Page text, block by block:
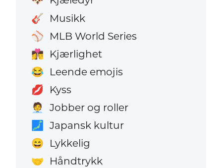
🎸 Musikk
⚾ MLB World Series
👩‍❤️‍💋‍👨 Kjærlighet
😂 Leende emojis
💋 Kyss
🧑‍💼 Jobber og roller
🗾 Japansk kultur
😄 Lykkelig
🤝 Håndtrykk